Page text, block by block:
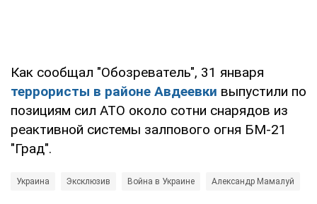
Как сообщал "Обозреватель", 31 января
террористы в районе Авдеевки выпустили по
позициям сил АТО около сотни снарядов из
реактивной системы залпового огня БМ-21
"Град".
Украина Эксклюзив Война в Украине Александр Мамалуй